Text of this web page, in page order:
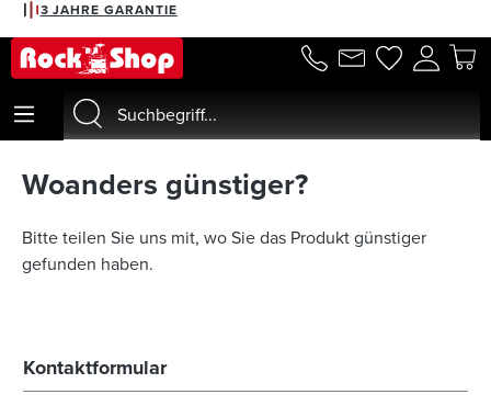
springen
3 JAHRE GARANTIE
Woanders günstiger?
Bitte teilen Sie uns mit, wo Sie das Produkt günstiger
gefunden haben.
Kontaktformular